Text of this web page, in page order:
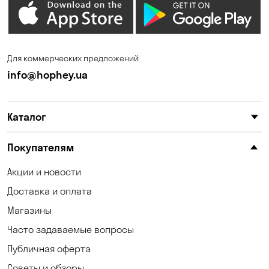
Елизаветовка Зазимье
Калиновка
Киев
Княжичи
Котовка
Кременчуг
Для коммерческих предложений
info@hophey.ua
Каталог
Покупателям
Акции и новости
Доставка и оплата
Магазины
Часто задаваемые вопросы
Публичная оферта